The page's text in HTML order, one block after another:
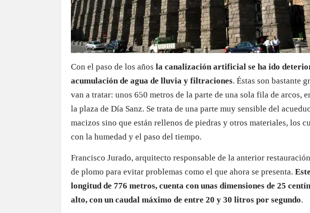
Con el paso de los años la canalización artificial se ha ido
acumulación de agua de lluvia y filtraciones. Éstas son bastante
van a tratar: unos 650 metros de la parte de una sola fila de arcos,
la plaza de Día Sanz. Se trata de una parte muy sensible del
macizos sino que están rellenos de piedras y otros materiales, los
con la humedad y el paso del tiempo.
Francisco Jurado, arquitecto responsable de la anterior
de plomo para evitar problemas como el que ahora se presenta.
longitud de 776 metros, cuenta con unas dimensiones de 25
alto, con un caudal máximo de entre 20 y 30 litros por segundo.